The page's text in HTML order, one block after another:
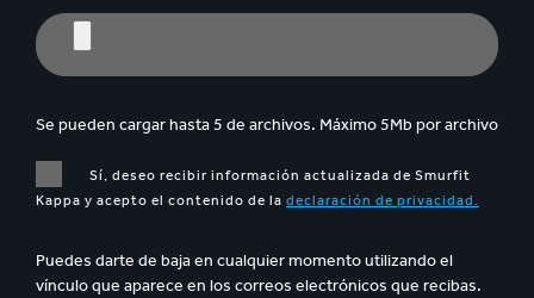
Se pueden cargar hasta 5 de archivos. Máximo 5Mb por archivo
Sí, deseo recibir información actualizada de Smurfit
Kappa y acepto el contenido de la declaración de privacidad.
Puedes darte de baja en cualquier momento utilizando el
vínculo que aparece en los correos electrónicos que recibas.